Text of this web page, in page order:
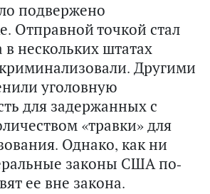
подвержено
Отправной точкой стал
в нескольких штатах
Другими
уголовную
для задержанных с
«травки» для
Однако, как ни
законы США по-
ее вне закона.